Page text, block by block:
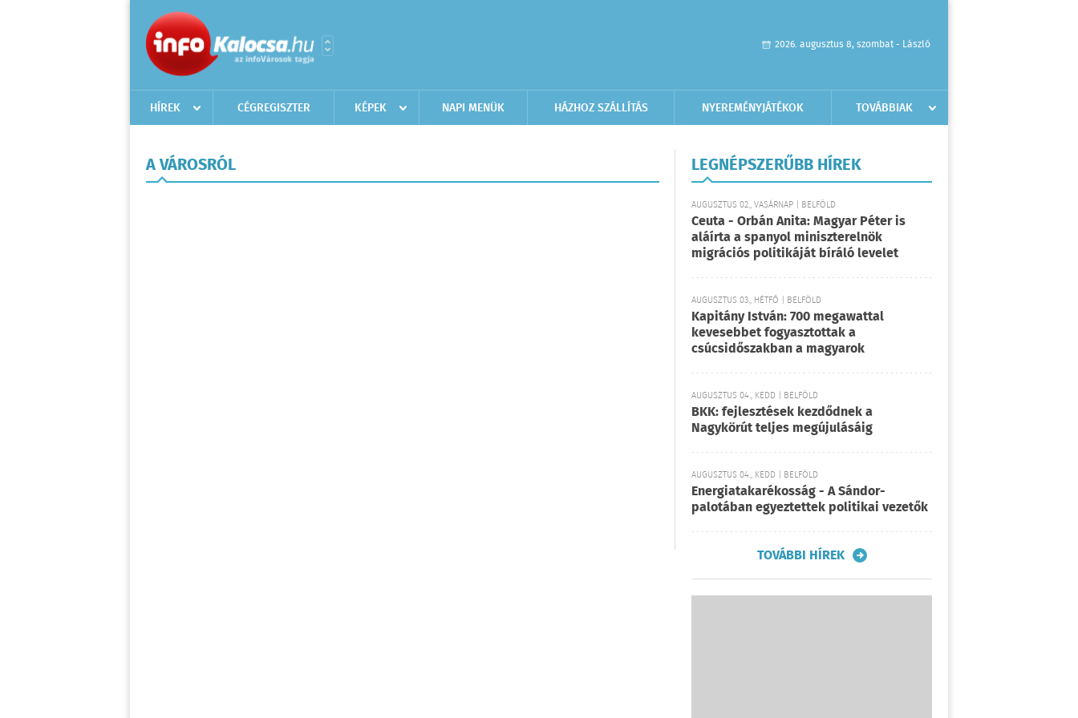
2026. augusztus 8, szombat - László
HÍREK CÉGREGISZTER KÉPEK NAPI MENÜK HÁZHOZ SZÁLLÍTÁS NYEREMÉNYJÁTÉKOK TOVÁBBIAK
A VÁROSRÓL LEGNÉPSZERŰBB HÍREK
AUGUSZTUS 02., VASÁRNAP | BELFÖLD
Ceuta - Orbán Anita: Magyar Péter is
aláírta a spanyol miniszterelnök
migrációs politikáját bíráló levelet
AUGUSZTUS 03., HÉTFŐ | BELFÖLD
Kapitány István: 700 megawattal
kevesebbet fogyasztottak a
csúcsidőszakban a magyarok
AUGUSZTUS 04., KEDD | BELFÖLD
BKK: fejlesztések kezdődnek a
Nagykörút teljes megújulásáig
AUGUSZTUS 04., KEDD | BELFÖLD
Energiatakarékosság - A Sándor-
palotában egyeztettek politikai vezetők
TOVÁBBI HÍREK